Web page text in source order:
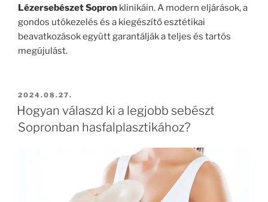
Lézersebészet Sopron klinikáin. A modern eljárások, a
gondos utókezelés és a kiegészítő esztétikai
beavatkozások együtt garantálják a teljes és tartós
megújulást.
BEKÜLDVE:
2024.08.27.
Hogyan válaszd ki a legjobb sebészt
Sopronban hasfalplasztikához?